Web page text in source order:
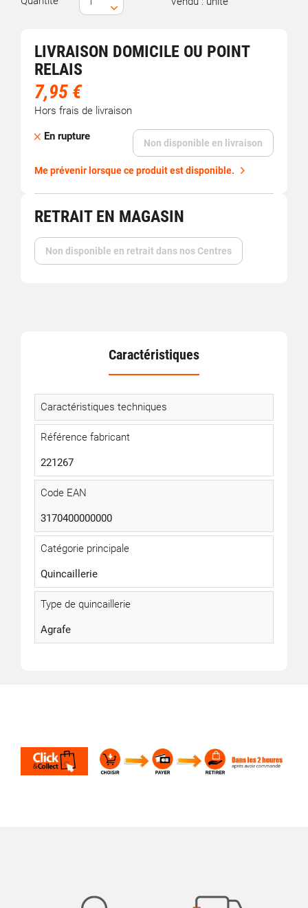
LIVRAISON DOMICILE OU POINT
RELAIS
7,95 €
Hors frais de livraison
En rupture
Non disponible en livraison
Me prévenir lorsque ce produit est disponible.
RETRAIT EN MAGASIN
Non disponible en retrait dans nos Centres
Caractéristiques
Caractéristiques techniques
Référence fabricant
221267
Code EAN
3170400000000
Catégorie principale
Quincaillerie
Type de quincaillerie
Agrafe